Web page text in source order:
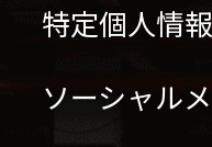
特定個人情
ソーシャル